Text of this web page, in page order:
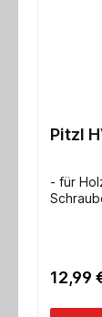
Pitzl
- für
12,99